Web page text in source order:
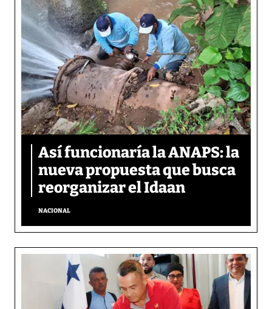
Así funcionaría la ANAPS: la
nueva propuesta que busca
reorganizar el Idaan
NACIONAL